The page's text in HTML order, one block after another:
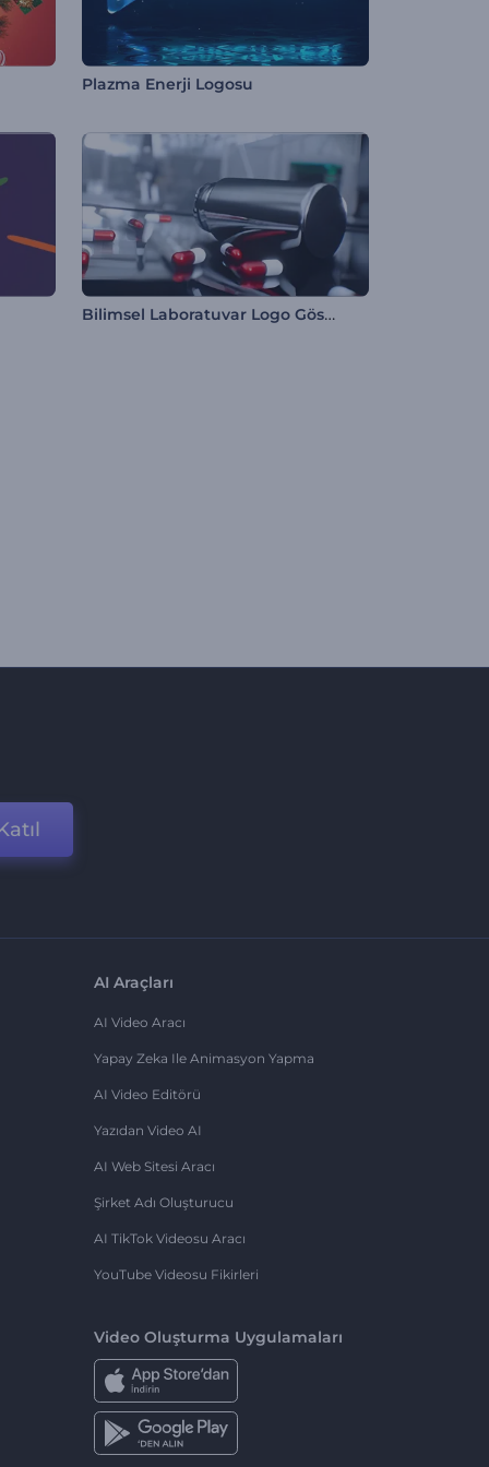
Plazma Enerji Logosu
Bilimsel Laboratuvar Logo Gösterimi
AI Araçları
AI Video Aracı
Yapay Zeka Ile Animasyon Yapma
AI Video Editörü
Yazıdan Video AI
AI Web Sitesi Aracı
Şirket Adı Oluşturucu
AI TikTok Videosu Aracı
YouTube Videosu Fikirleri
Video Oluşturma Uygulamaları